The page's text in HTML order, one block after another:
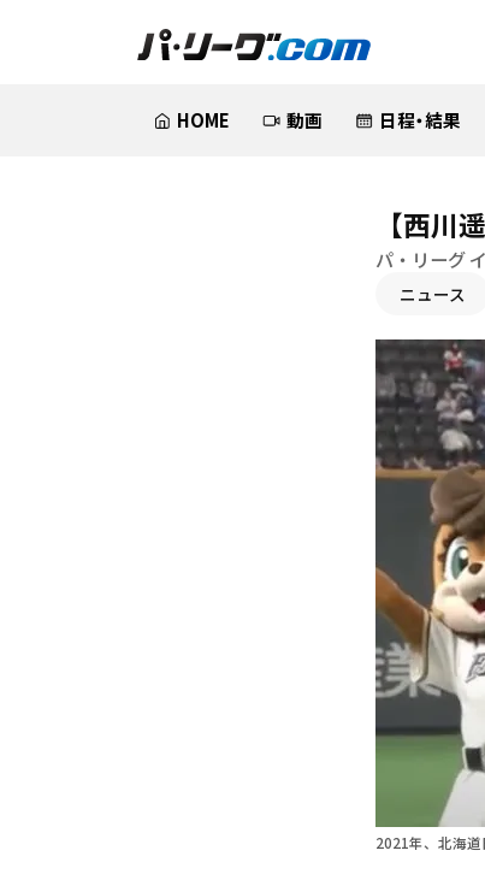
HOME 動画 日程・結果
【西川
パ・リーグ
ニュース
2021年、北海